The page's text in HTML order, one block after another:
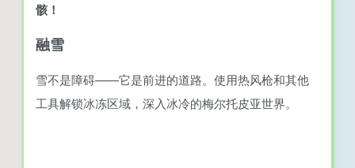
骸！
融雪
雪不是障碍——它是前进的道路。使用热风枪和其他
工具解锁冰冻区域，深入冰冷的梅尔托皮亚世界。